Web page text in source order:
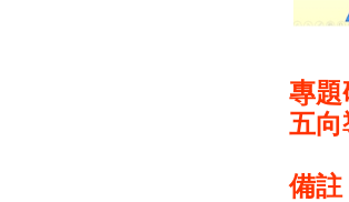
專題
五向
備註